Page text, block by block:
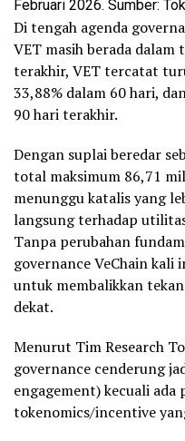
Februari 2026. Sumber:
Di tengah agenda
VET masih berada
terakhir, VET tercatat
33,88% dalam 60 hari,
90 hari terakhir.
Dengan suplai beredar
total maksimum 86,71
menunggu katalis yang
langsung terhadap
Tanpa perubahan
governance VeChain kali
untuk membalikkan
dekat.
Menurut Tim Research
governance cenderung
engagement) kecuali ada
tokenomics/incentive